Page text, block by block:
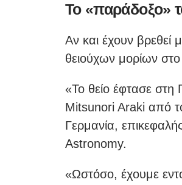
Το «παράδοξο»
Αν και έχουν βρεθεί
θειούχων μορίων
«Το θείο έφτασε
Mitsunori Araki από
Γερμανία,
Astronomy.
«Ωστόσο, έχουμε